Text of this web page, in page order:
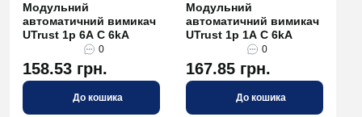
Модульний
автоматичний вимикач
UTrust 1р 6А С 6kА
0
158.53 грн.
До кошика
Модульний
автоматичний вимикач
UTrust 1р 1А С 6kА
0
167.85 грн.
До кошика